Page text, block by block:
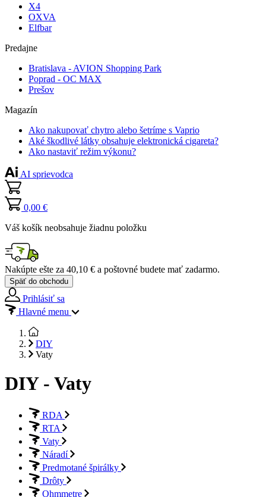
X4
OXVA
Elfbar
Predajne
Bratislava - AVION Shopping Park
Poprad - OC MAX
Prešov
Magazín
Ako nakupovať chytro alebo šetríme s Vaprio
Aké škodlivé látky obsahuje elektronická cigareta?
Ako nastaviť režim výkonu?
AI sprievodca
0,00 €
Váš košík neobsahuje žiadnu položku
Nakúpte ešte za 40,10 € a poštovné budete mať zadarmo.
Späť do obchodu
Prihlásiť sa
Hlavné menu
DIY
Vaty
DIY - Vaty
RDA
RTA
Vaty
Náradí
Predmotané špirálky
Drôty
Ohmmetre